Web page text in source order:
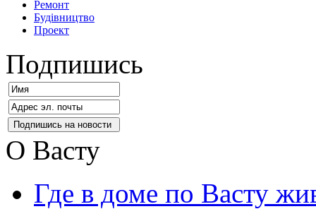
Ремонт
Будівництво
Проект
Подпишись
О Васту
Где в доме по Васту